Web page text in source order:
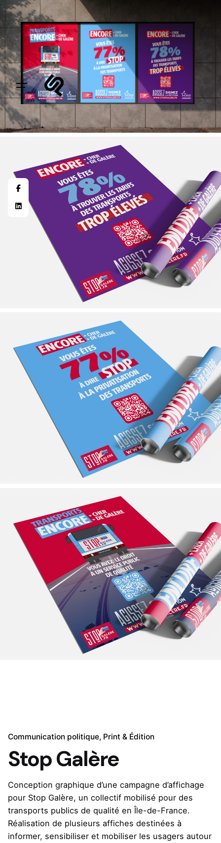
Communication politique Print & Édition
Stop Galère
Conception graphique d’une campagne d’affichage
pour Stop Galère, un collectif mobilisé pour des
transports publics de qualité en Île-de-France.
Réalisation de plusieurs affiches destinées à
informer, sensibiliser et mobiliser les usagers autour